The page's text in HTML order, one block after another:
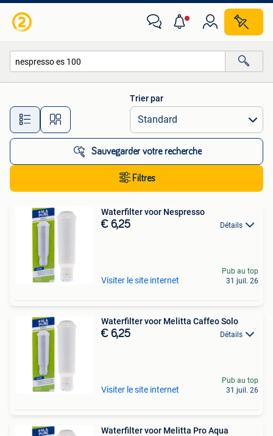
Toutes les distances…
Trier par
Sauvegarder votre recherche
Filtres
Waterfilter voor Nespresso
€ 6,25 Détails
Visiter le site internet
Pub au top
31 juil. 26
Waterfilter voor Melitta Caffeo Solo
€ 6,25 Détails
Visiter le site internet
Pub au top
31 juil. 26
Waterfilter voor Melitta Pro Aqua